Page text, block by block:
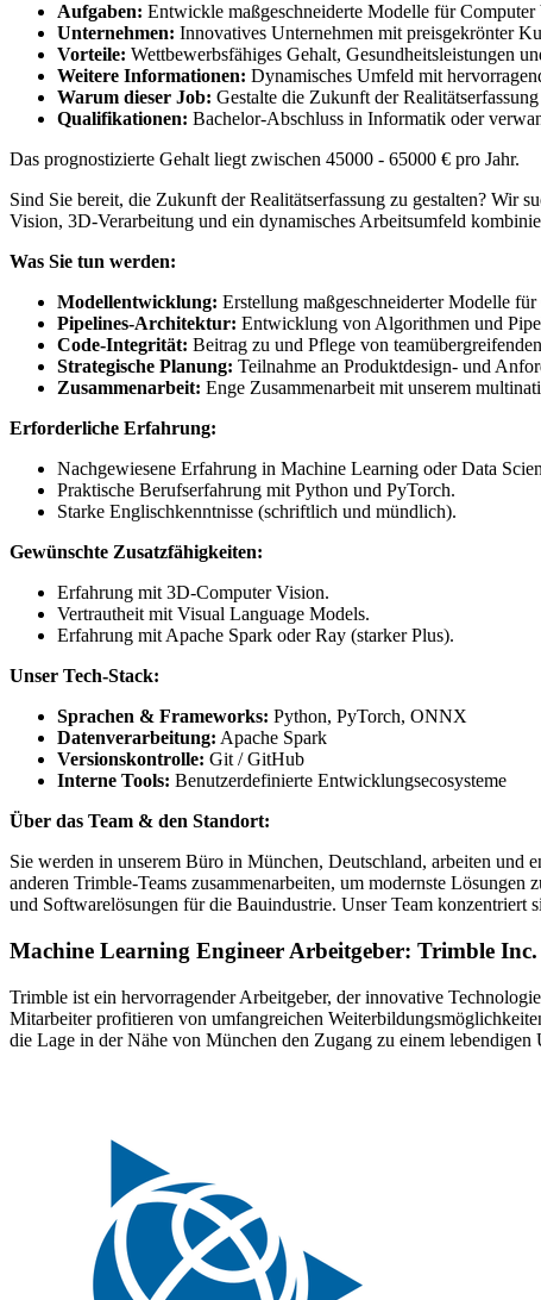
Aufgaben: Entwickle maßgeschneiderte Modelle für
Unternehmen: Innovatives Unternehmen mit preisgekrönter
Vorteile: Wettbewerbsfähiges Gehalt, Gesundheitsleistungen
Weitere Informationen: Dynamisches Umfeld mit
Warum dieser Job: Gestalte die Zukunft der
Qualifikationen: Bachelor-Abschluss in Informatik oder
Das prognostizierte Gehalt liegt zwischen 45000 - 65000 € pro Jahr.
Sind Sie bereit, die Zukunft der Realitätserfassung zu gestalten? Wir
Vision, 3D-Verarbeitung und ein dynamisches Arbeitsumfeld
Was Sie tun werden:
Modellentwicklung: Erstellung maßgeschneiderter Modelle
Pipelines-Architektur: Entwicklung von Algorithmen und
Code-Integrität: Beitrag zu und Pflege von
Strategische Planung: Teilnahme an Produktdesign- und
Zusammenarbeit: Enge Zusammenarbeit mit unserem
Erforderliche Erfahrung:
Nachgewiesene Erfahrung in Machine Learning oder Data
Praktische Berufserfahrung mit Python und PyTorch.
Starke Englischkenntnisse (schriftlich und mündlich).
Gewünschte Zusatzfähigkeiten:
Erfahrung mit 3D-Computer Vision.
Vertrautheit mit Visual Language Models.
Erfahrung mit Apache Spark oder Ray (starker Plus).
Unser Tech-Stack:
Sprachen & Frameworks: Python, PyTorch, ONNX
Datenverarbeitung: Apache Spark
Versionskontrolle: Git / GitHub
Interne Tools: Benutzerdefinierte Entwicklungsecosysteme
Über das Team & den Standort:
Sie werden in unserem Büro in München, Deutschland, arbeiten und
anderen Trimble-Teams zusammenarbeiten, um modernste
und Softwarelösungen für die Bauindustrie. Unser Team
Machine Learning Engineer Arbeitgeber: Trimble Inc.
Trimble ist ein hervorragender Arbeitgeber, der innovative
Mitarbeiter profitieren von umfangreichen
die Lage in der Nähe von München den Zugang zu einem